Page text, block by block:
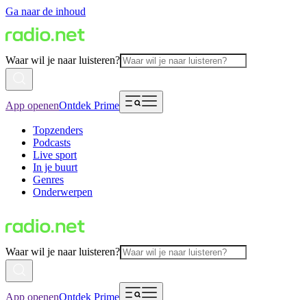
Ga naar de inhoud
Waar wil je naar luisteren?
App openenOntdek Prime
Topzenders
Podcasts
Live sport
In je buurt
Genres
Onderwerpen
Waar wil je naar luisteren?
App openenOntdek Prime